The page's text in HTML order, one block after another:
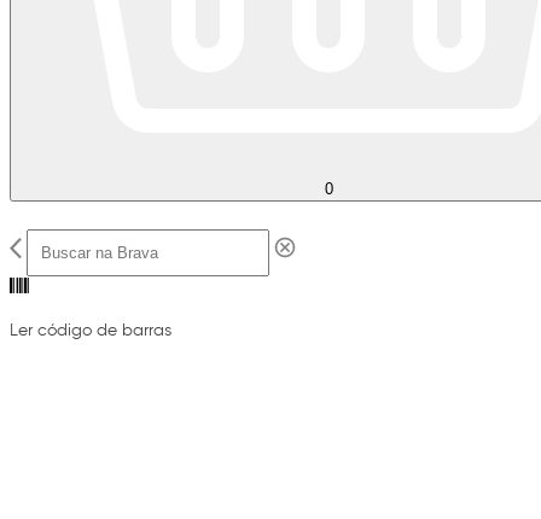
0
Ler código de barras